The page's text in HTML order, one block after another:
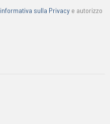
informativa sulla Privacy e autorizzo